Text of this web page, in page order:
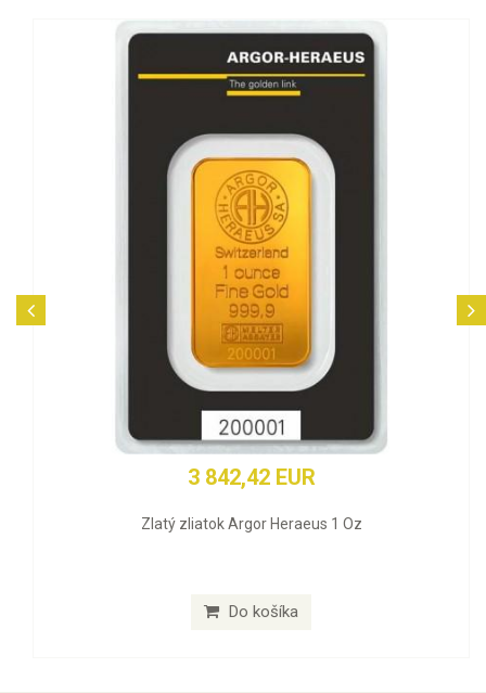
3 842,42 EUR
Zlatý zliatok Argor Heraeus 1 Oz
Do košíka